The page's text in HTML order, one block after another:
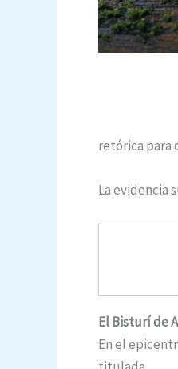
retórica para
La evidencia
El Bisturí de
En el